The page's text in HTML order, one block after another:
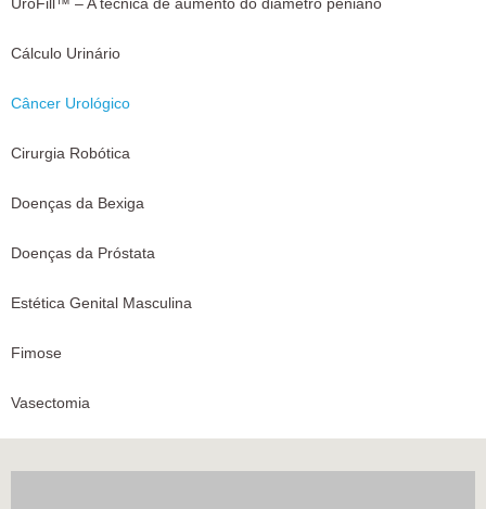
Cálculo Urinário
Câncer Urológico
Cirurgia Robótica
Doenças da Bexiga
Doenças da Próstata
Estética Genital Masculina
Fimose
Vasectomia